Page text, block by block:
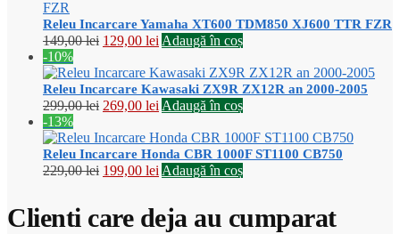
279,00 lei.
Releu Incarcare Yamaha XT600 TDM850 XJ600 TTR FZR
149,00lei Prețul
a
fost:
149,00 lei.
129,00 lei Prețul
este:
129,00 lei.
Adaugă în coș
-10%
Releu Incarcare Kawasaki ZX9R ZX12R an 2000-2005
299,00lei Prețul
a
fost:
299,00 lei.
269,00 lei Prețul
este:
269,00 lei.
Adaugă în coș
-13%
Releu Incarcare Honda CBR 1000F ST1100 CB750
229,00lei Prețul
fost:
199,00 lei Prețul
199,00 lei.
Adaugă în coș
Clienti care deja au cumparat